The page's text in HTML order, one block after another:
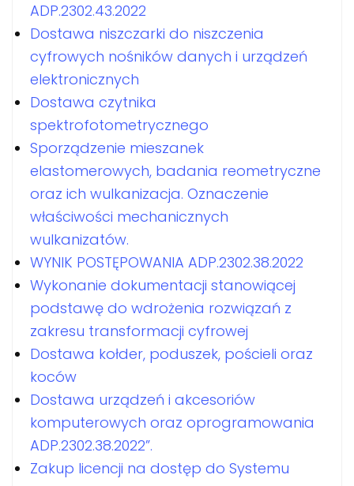
ADP.2302.43.2022
Dostawa niszczarki do niszczenia
cyfrowych nośników danych i urządzeń
elektronicznych
Dostawa czytnika
spektrofotometrycznego
Sporządzenie mieszanek
elastomerowych, badania reometryczne
oraz ich wulkanizacja. Oznaczenie
właściwości mechanicznych
wulkanizatów.
WYNIK POSTĘPOWANIA ADP.2302.38.2022
Wykonanie dokumentacji stanowiącej
podstawę do wdrożenia rozwiązań z
zakresu transformacji cyfrowej
Dostawa kołder, poduszek, pościeli oraz
koców
Dostawa urządzeń i akcesoriów
komputerowych oraz oprogramowania
ADP.2302.38.2022”.
Zakup licencji na dostęp do Systemu